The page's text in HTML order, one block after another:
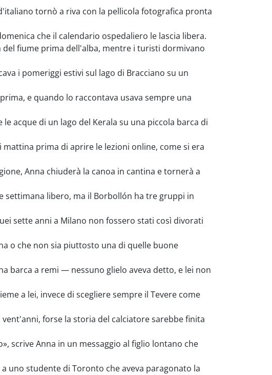
tornò a riva con la pellicola fotografica pronta
che il calendario ospedaliero le lascia libera.
fiume prima dell'alba, mentre i turisti dormivano
i pomeriggi estivi sul lago di Bracciano su un
e quando lo raccontava usava sempre una
acque di un lago del Kerala su una piccola barca di
prima di aprire le lezioni online, come si era
Anna chiuderà la canoa in cantina e tornerà a
settimana libero, ma il Borbollón ha tre gruppi in
sette anni a Milano non fossero stati così divorati
o che non sia piuttosto una di quelle buone
barca a remi — nessuno glielo aveva detto, e lei non
a lei, invece di scegliere sempre il Tevere come
forse la storia del calciatore sarebbe finita
scrive Anna in un messaggio al figlio lontano che
uno studente di Toronto che aveva paragonato la